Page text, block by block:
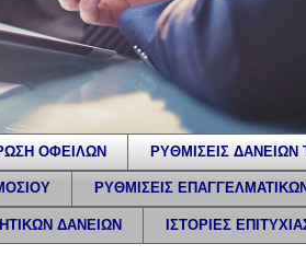
ΟΦΕΙΛΩΝ ΡΥΘΜΙΣΕΙΣ ΔΑΝΕΙΩΝ
ΡΥΘΜΙΣΕΙΣ
ΔΑΝΕΙΩΝ ΙΣΤΟΡΙΕΣ